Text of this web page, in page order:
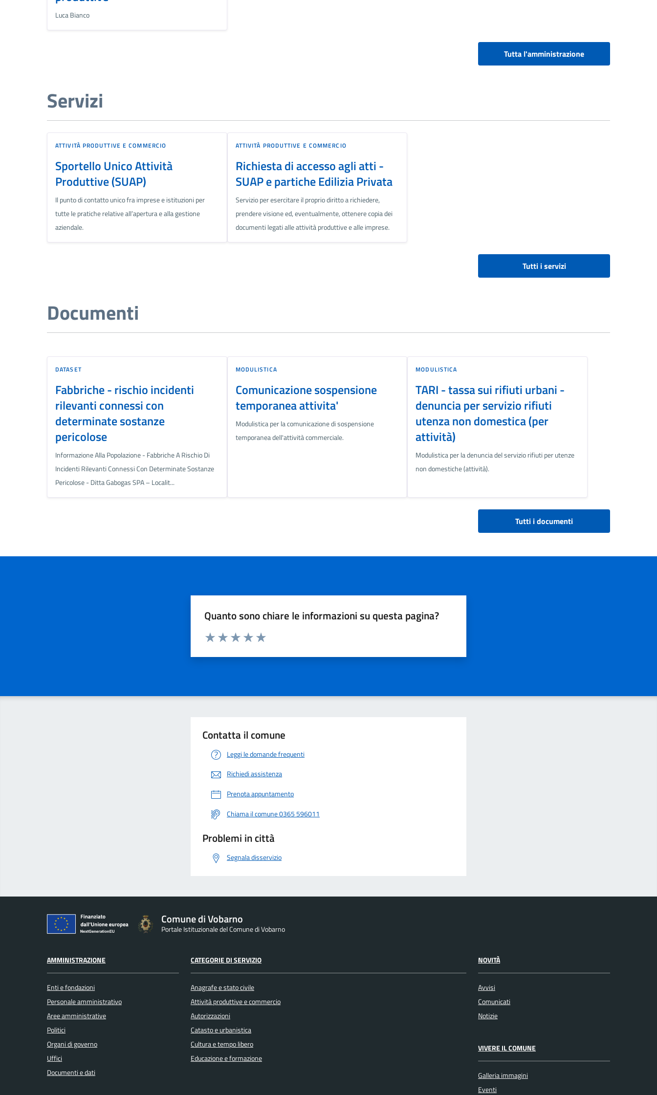
Luca Bianco
Tutta l'amministrazione
Servizi
ATTIVITÀ PRODUTTIVE E COMMERCIO
Sportello Unico Attività
Produttive (SUAP)
Il punto di contatto unico fra imprese e istituzioni per
tutte le pratiche relative all’apertura e alla gestione
aziendale.
ATTIVITÀ PRODUTTIVE E COMMERCIO
Richiesta di accesso agli atti -
SUAP e partiche Edilizia Privata
Servizio per esercitare il proprio diritto a richiedere,
prendere visione ed, eventualmente, ottenere copia dei
documenti legati alle attività produttive e alle imprese.
Tutti i servizi
Documenti
DATASET
Fabbriche - rischio incidenti
rilevanti connessi con
determinate sostanze
pericolose
Informazione Alla Popolazione - Fabbriche A Rischio Di
Incidenti Rilevanti Connessi Con Determinate Sostanze
Pericolose - Ditta Gabogas SPA – Localit...
MODULISTICA
Comunicazione sospensione
temporanea attivita'
Modulistica per la comunicazione di sospensione
temporanea dell'attività commerciale.
MODULISTICA
TARI - tassa sui rifiuti urbani -
denuncia per servizio rifiuti
utenza non domestica (per
attività)
Modulistica per la denuncia del servizio rifiuti per utenze
non domestiche (attività).
Tutti i documenti
Quanto sono chiare le informazioni su questa pagina?
Valuta da 1 a 5 stelle la pagina
Contatta il comune
Leggi le domande frequenti
Richiedi assistenza
Prenota appuntamento
Chiama il comune 0365 596011
Problemi in città
Segnala disservizio
Comune di Vobarno
Portale Istituzionale del Comune di Vobarno
AMMINISTRAZIONE
Enti e fondazioni
Personale amministrativo
Aree amministrative
Politici
Organi di governo
Uffici
Documenti e dati
CATEGORIE DI SERVIZIO
Anagrafe e stato civile
Attività produttive e commercio
Autorizzazioni
Catasto e urbanistica
Cultura e tempo libero
Educazione e formazione
NOVITÀ
Avvisi
Comunicati
Notizie
VIVERE IL COMUNE
Galleria immagini
Eventi